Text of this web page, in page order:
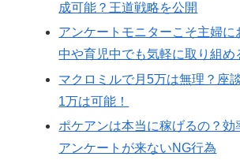
成可能？王道戦略を公開
アンケートモニターこそ主婦に
中や育児中でも気軽に取り組め
マクロミルで月5万は無理？座
1万は可能！
ポケアンは本当に稼げるの？効
アンケートが来ないNG行為